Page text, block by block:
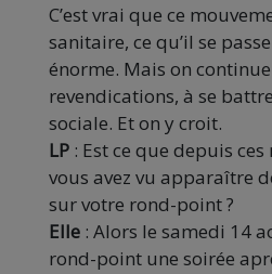
C’est vrai que ce
sanitaire, ce qu’il se
énorme. Mais on
revendications, à se
sociale. Et on y croit.
LP : Est ce que depuis
vous avez vu apparaître
sur votre rond-point ?
Elle : Alors le samedi 14
rond-point une soirée